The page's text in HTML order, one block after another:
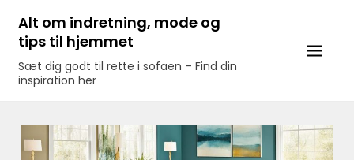
content
Alt om indretning, mode og
tips til hjemmet
Sæt dig godt til rette i sofaen – Find din
inspiration her